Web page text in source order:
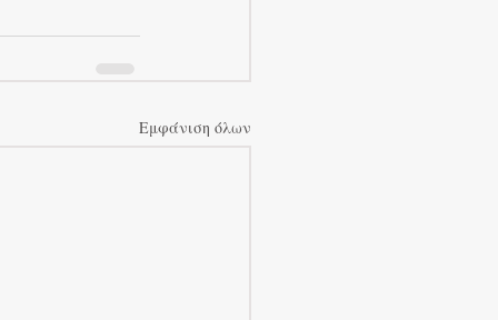
Εμφάνιση όλων